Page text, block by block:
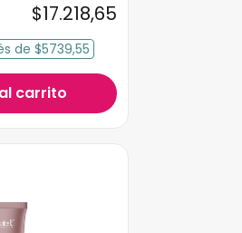
$17.218,65
de $5739,55
carrito